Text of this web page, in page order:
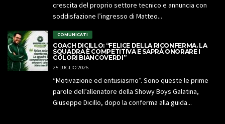
crescita del proprio settore tecnico e annuncia con
soddisfazione l’ingresso di Matteo...
COMUNICATI
COACH DICILLO: “FELICE DELLA RICONFERMA. LA
SQUADRA È COMPETITIVA E SAPRÀ ONORARE I
COLORI BIANCOVERDI”
25 LUGLIO 2026
“Motivazione ed entusiasmo”. Sono queste le prime
parole dell’allenatore della Showy Boys Galatina,
Giuseppe Dicillo, dopo la conferma alla guida...